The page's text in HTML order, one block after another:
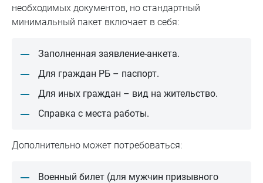
необходимых документов, но стандартный
минимальный пакет включает в себя:
Заполненная заявление-анкета.
Для граждан РБ – паспорт.
Для иных граждан – вид на жительство.
Справка с места работы.
Дополнительно может потребоваться:
Военный билет (для мужчин призывного